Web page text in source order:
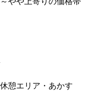
憩エリア・あかす